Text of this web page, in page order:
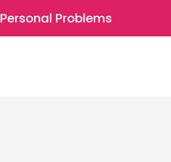
⚲
Personal Problems